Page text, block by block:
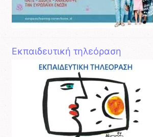
Εκπαιδευτική τηλεόραση